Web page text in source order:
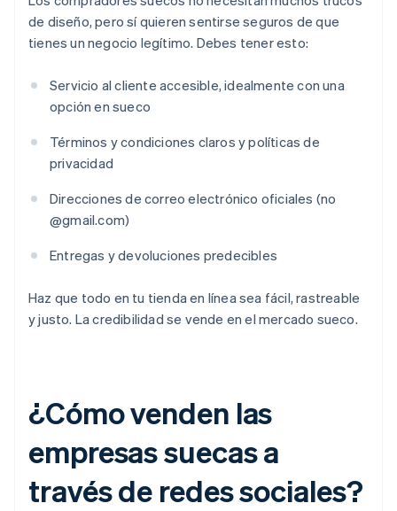
de diseño, pero sí quieren sentirse seguros de que
tienes un negocio legítimo. Debes tener esto:
Servicio al cliente accesible, idealmente con una
opción en sueco
Términos y condiciones claros y políticas de
privacidad
Direcciones de correo electrónico oficiales (no
@gmail.com)
Entregas y devoluciones predecibles
Haz que todo en tu tienda en línea sea fácil, rastreable
y justo. La credibilidad se vende en el mercado sueco.
¿Cómo venden las
empresas suecas a
través de redes sociales?